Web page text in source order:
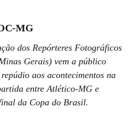
MG
dos Repórteres Fotográficos
Gerais) vem a público
aos acontecimentos na
entre Atlético-MG e
da Copa do Brasil.